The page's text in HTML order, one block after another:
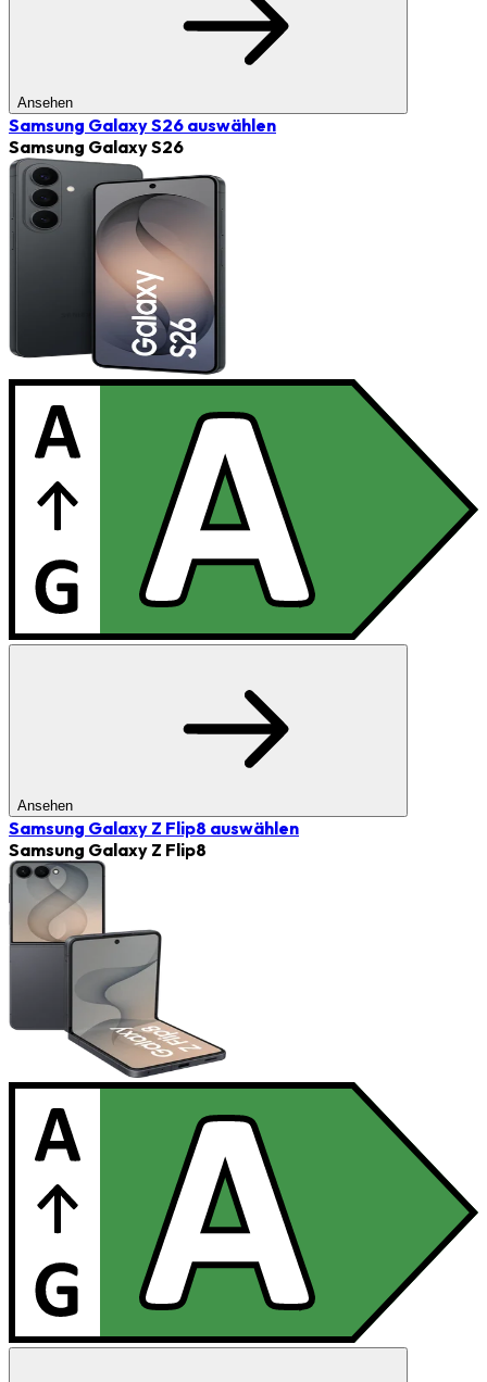
Ansehen
Samsung Galaxy S26 auswählen
Samsung Galaxy S26
Ansehen
Samsung Galaxy Z Flip8 auswählen
Samsung Galaxy Z Flip8